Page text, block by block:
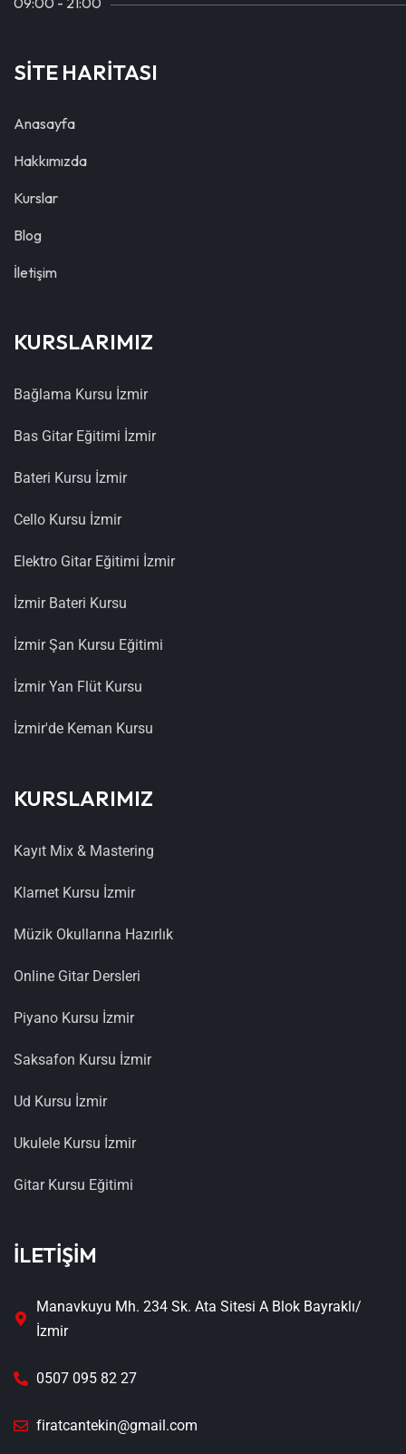
SİTE HARİTASI
Anasayfa
Hakkımızda
Kurslar
Blog
İletişim
KURSLARIMIZ
Bağlama Kursu İzmir
Bas Gitar Eğitimi İzmir
Bateri Kursu İzmir
Cello Kursu İzmir
Elektro Gitar Eğitimi İzmir
İzmir Bateri Kursu
İzmir Şan Kursu Eğitimi
İzmir Yan Flüt Kursu
İzmir'de Keman Kursu
KURSLARIMIZ
Kayıt Mix & Mastering
Klarnet Kursu İzmir
Müzik Okullarına Hazırlık
Online Gitar Dersleri
Piyano Kursu İzmir
Saksafon Kursu İzmir
Ud Kursu İzmir
Ukulele Kursu İzmir
Gitar Kursu Eğitimi
İLETİŞİM
Manavkuyu Mh. 234 Sk. Ata Sitesi A Blok Bayraklı/
İzmir
0507 095 82 27
firatcantekin@gmail.com